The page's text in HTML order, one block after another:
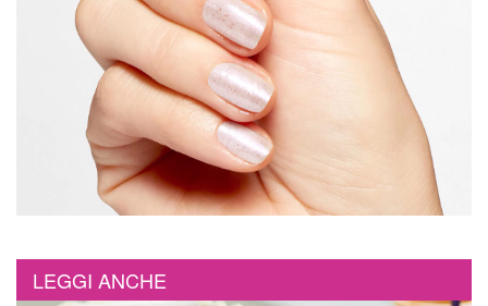
LEGGI ANCHE